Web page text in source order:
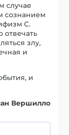
случае
сознанием
С.
отвечать
злу,
и
и
Вершилло